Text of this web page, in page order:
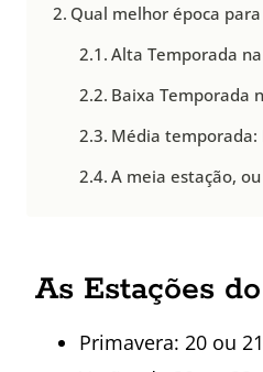
Qual melhor época
Alta Temporada
Baixa Temporada
Média temporada:
A meia estação,
As Estações
Primavera: 20 ou